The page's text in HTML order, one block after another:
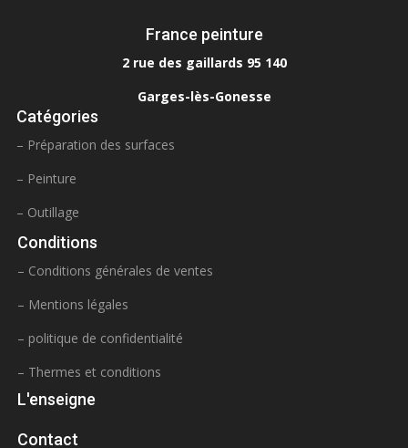
France peinture
2 rue des gaillards 95 140
Garges-lès-Gonesse
Catégories
– Préparation des surfaces
– Peinture
– Outillage
Conditions
– Conditions générales de ventes
– Mentions légales
– politique de confidentialité
– Thermes et conditions
L'enseigne
Contact